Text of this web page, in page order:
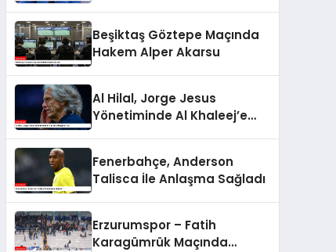
Beşiktaş Göztepe Maçında
Hakem Alper Akarsu
Al Hilal, Jorge Jesus
Yönetiminde Al Khaleej’e
Fenerbahçe, Anderson
Talisca İle Anlaşma Sağladı
Erzurumspor – Fatih
Karagümrük Maçında